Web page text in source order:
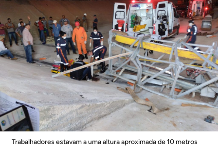
Trabalhadores estavam a uma altura aproximada de 10 metros